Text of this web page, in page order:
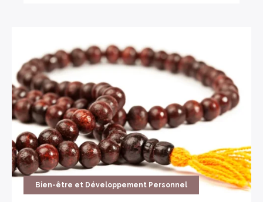
Bien-être et Développement Personnel